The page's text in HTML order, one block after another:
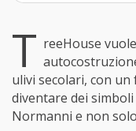
T reeHouse
ulivi secolari, con
diventare dei
Normanni e non